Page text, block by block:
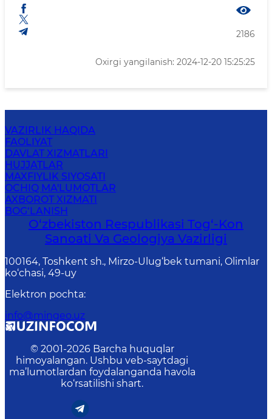
2186
Oxirgi yangilanish: 2024-12-20 15:25:25
VAZIRLIK HAQIDA
FAOLIYAT
DAVLAT XIZMATLARI
HUJJATLAR
MAXFIYLIK SIYOSATI
OCHIQ MA'LUMOTLAR
AXBOROT XIZMATI
BOG‘LANISH
O‘zbekiston Respublikasi Tog‘-Kon
Sanoati Va Geologiya Vazirligi
100164, Toshkent sh., Mirzo-Ulug‘bek tumani, Olimlar
ko‘chasi, 49-uy
Elektron pochta:
info@mingeo.uz
© 2001-2026 Barcha huquqlar
himoyalangan. Ushbu veb-saytdagi
ma’lumotlardan foydalanganda havola
ko‘rsatilishi shart.